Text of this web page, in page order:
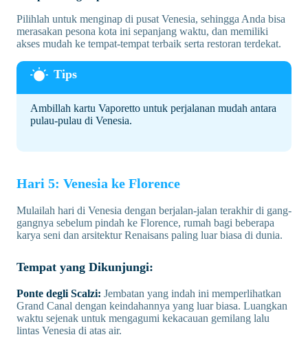
Pilihlah untuk menginap di pusat Venesia, sehingga Anda bisa
merasakan pesona kota ini sepanjang waktu, dan memiliki
akses mudah ke tempat-tempat terbaik serta restoran terdekat.
Ambillah kartu Vaporetto untuk perjalanan mudah antara
pulau-pulau di Venesia.
Hari 5: Venesia ke Florence
Mulailah hari di Venesia dengan berjalan-jalan terakhir di gang-
gangnya sebelum pindah ke Florence, rumah bagi beberapa
karya seni dan arsitektur Renaisans paling luar biasa di dunia.
Tempat yang Dikunjungi:
Ponte degli Scalzi: Jembatan yang indah ini memperlihatkan
Grand Canal dengan keindahannya yang luar biasa. Luangkan
waktu sejenak untuk mengagumi kekacauan gemilang lalu
lintas Venesia di atas air.